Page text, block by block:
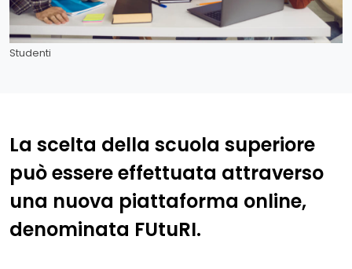
Studenti
La scelta della scuola superiore
può essere effettuata attraverso
una nuova piattaforma online,
denominata FUtuRI.